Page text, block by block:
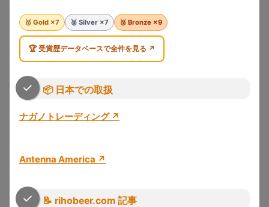
West Coast IPA / American Lager
📰 記事を読む
Long Beach Beer Lab
ロングビーチ ビアラボ
Untappd 3.90
Lager / Pilsner / Farmhouse Ale
🥇 Gold ×7 🥈 Silver ×7 🥉 Bronze ×9
🏆 受賞歴データベースで全件を見る ↗
📦 日本での取扱
ナガノトレーディング ↗
Antenna America ↗
📝 rihobeer.com 記事